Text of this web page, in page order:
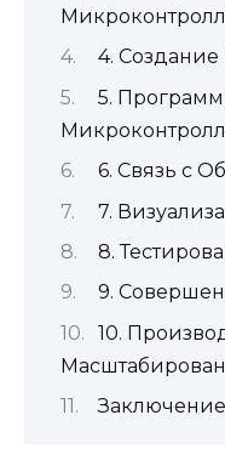
4. Создание
5.
6. Связь с
7.
8.
9.
10.